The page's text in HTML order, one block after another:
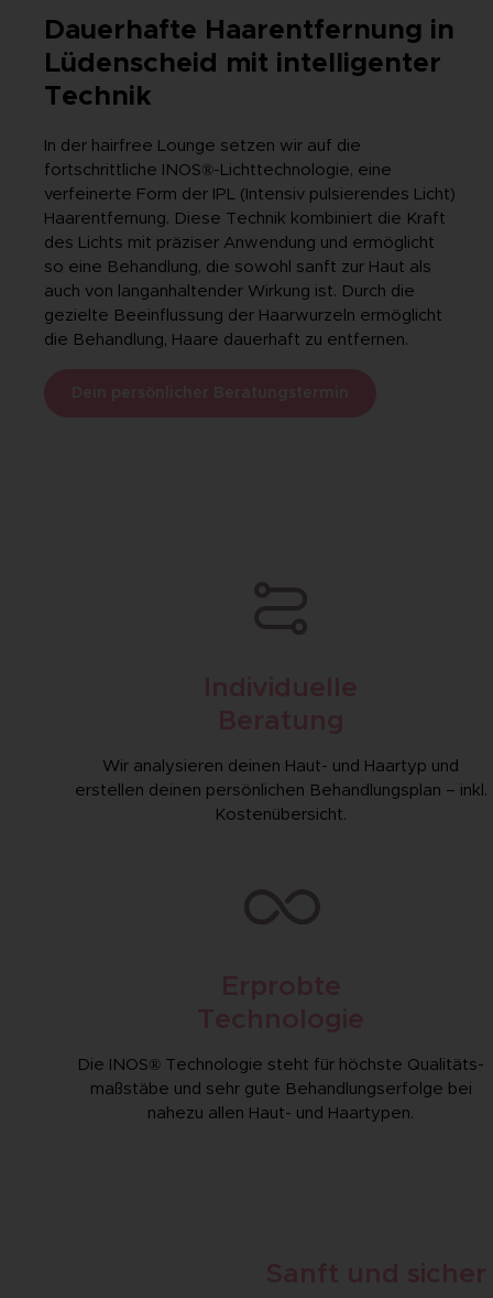
Dauerhafte Haarentfernung in
Lüdenscheid mit intelligenter
Technik
In der hairfree Lounge setzen wir auf die
fortschrittliche INOS®-Lichttechnologie, eine
verfeinerte Form der IPL (Intensiv pulsierendes Licht)
Haarentfernung. Diese Technik kombiniert die Kraft
des Lichts mit präziser Anwendung und ermöglicht
so eine Behandlung, die sowohl sanft zur Haut als
auch von langanhaltender Wirkung ist. Durch die
gezielte Beeinflussung der Haarwurzeln ermöglicht
die Behandlung, Haare dauerhaft zu entfernen.
Wir analysieren deinen Haut- und Haartyp und
erstellen deinen persönlichen Behandlungs­plan – inkl.
Kosten­übersicht.
Die INOS® Technologie steht für höchste Qualitäts­
maßstäbe und sehr gute Behandlungs­erfolge bei
nahezu allen Haut- und Haartypen.